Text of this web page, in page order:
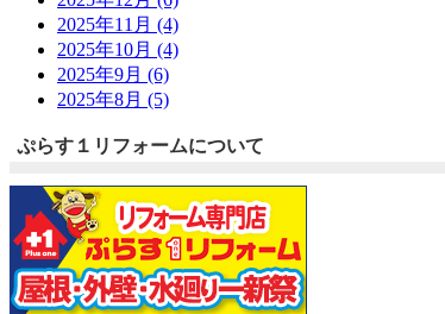
2025年11月 (4)
2025年10月 (4)
2025年9月 (6)
2025年8月 (5)
ぷらす１リフォームについて